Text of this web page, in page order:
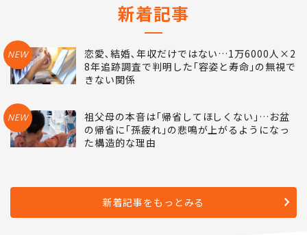
新着記事
NEW
恋愛､結婚､年収だけではない…1万6000人×2
8年追跡調査で判明した｢容姿と寿命｣の無視で
きない関係
NEW
祖父母の本音は｢帰省してほしくない｣…お盆
の帰省に｢孫疲れ｣の悲鳴が上がるようになっ
た構造的な理由
新着記事をもっとみる